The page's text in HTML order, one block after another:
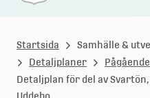
u
l
Startsida Samhälle &
Detaljplaner
Detaljplan för del av Svartön,